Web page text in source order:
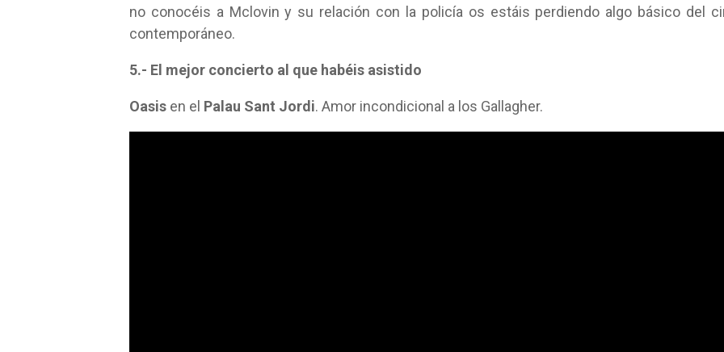
no conocéis a Mclovin y su relación con la policía os estáis perdiendo algo básico del
contemporáneo.
5.- El mejor concierto al que habéis asistido
Oasis en el Palau Sant Jordi. Amor incondicional a los Gallagher.